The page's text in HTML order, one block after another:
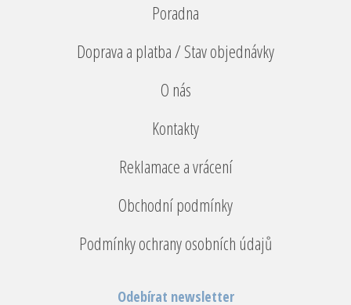
Poradna
Doprava a platba / Stav objednávky
O nás
Kontakty
Reklamace a vrácení
Obchodní podmínky
Podmínky ochrany osobních údajů
Odebírat newsletter